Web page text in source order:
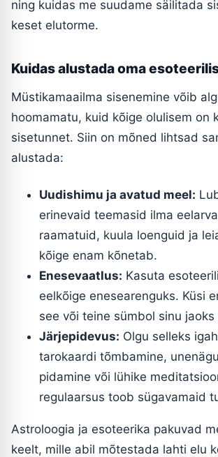
ning kuidas me suudame säilitada
keset elutorme.
Kuidas alustada oma
Müstikamaailma sisenemine võib
hoomamatu, kuid kõige olulisem on
sisetunnet. Siin on mõned lihtsad
alustada:
Uudishimu ja avatud meel:
erinevaid teemasid ilma
raamatuid, kuula loenguid ja
kõige enam kõnetab.
Enesevaatlus: Kasuta
eelkõige enesearenguks. Küsi
see või teine sümbol sinu
Järjepidevus: Olgu selleks
tarokaardi tõmbamine,
pidamine või lühike
regulaarsus toob sügavamaid
Astroloogia ja esoteerika pakuvad
keelt, mille abil mõtestada lahti elu